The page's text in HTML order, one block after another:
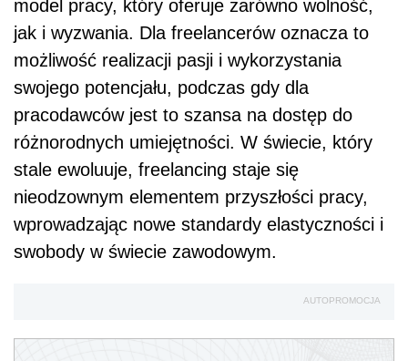
swoją markę, aby przyciągnąć klientów.
Podsumowując, freelancing to dynamiczny
model pracy, który oferuje zarówno wolność,
jak i wyzwania. Dla freelancerów oznacza to
możliwość realizacji pasji i wykorzystania
swojego potencjału, podczas gdy dla
pracodawców jest to szansa na dostęp do
różnorodnych umiejętności. W świecie, który
stale ewoluuje, freelancing staje się
wprowadzając nowe standardy elastyczności i